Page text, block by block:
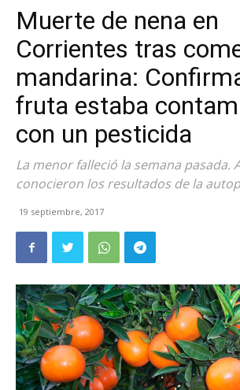
Muerte de nena en
Corrientes tras
mandarina:
fruta estaba
con un pesticida
La menor falleció la semana pasada.
conocieron los resultados de la
19 septiembre, 2017